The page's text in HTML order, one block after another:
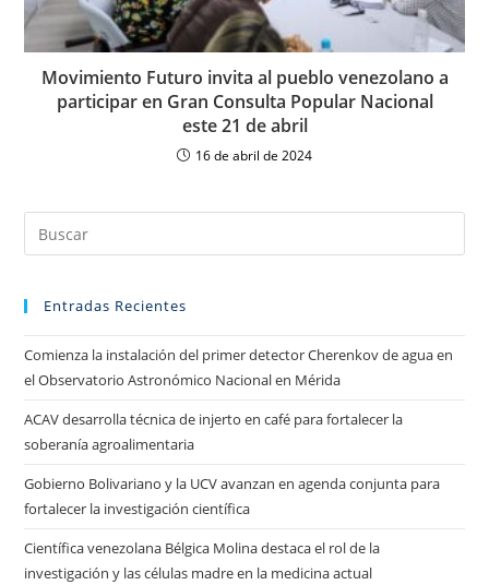
Movimiento Futuro invita al pueblo venezolano a
participar en Gran Consulta Popular Nacional
este 21 de abril
16 de abril de 2024
Entradas Recientes
Comienza la instalación del primer detector Cherenkov de agua en
el Observatorio Astronómico Nacional en Mérida
ACAV desarrolla técnica de injerto en café para fortalecer la
soberanía agroalimentaria
Gobierno Bolivariano y la UCV avanzan en agenda conjunta para
fortalecer la investigación científica
Científica venezolana Bélgica Molina destaca el rol de la
investigación y las células madre en la medicina actual